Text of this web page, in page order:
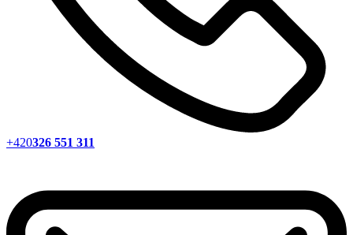
+420326 551 311